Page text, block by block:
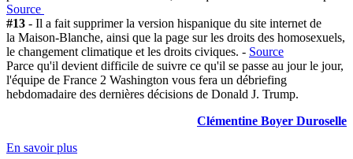
Source
#13 - Il a fait supprimer la version hispanique du site internet de
la Maison-Blanche, ainsi que la page sur les droits des homosexuels,
le changement climatique et les droits civiques. - Source
Parce qu'il devient difficile de suivre ce qu'il se passe au jour le jour,
l'équipe de France 2 Washington vous fera un débriefing
hebdomadaire des dernières décisions de Donald J. Trump.
Clémentine Boyer Duroselle
En savoir plus